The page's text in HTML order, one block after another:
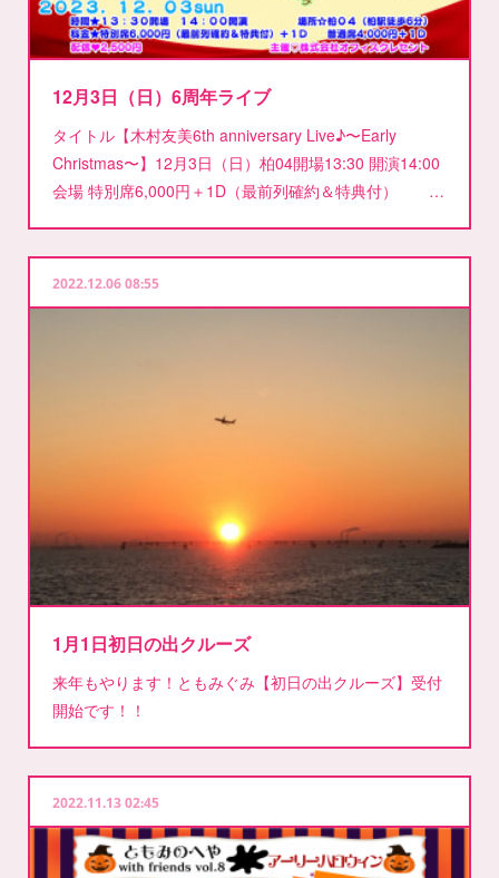
12月3日（日）6周年ライブ
タイトル【木村友美6th anniversary Live♪〜Early
Christmas〜】12月3日（日）柏04開場13:30 開演14:00
会場 特別席6,000円＋1D（最前列確約＆特典付） …
2022.12.06 08:55
1月1日初日の出クルーズ
来年もやります！ともみぐみ【初日の出クルーズ】受付
開始です！！
2022.11.13 02:45